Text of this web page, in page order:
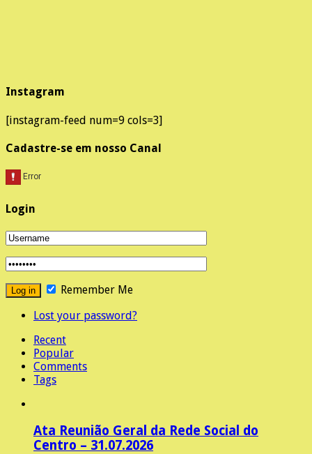
Instagram
[instagram-feed num=9 cols=3]
Cadastre-se em nosso Canal
Login
Remember Me
Lost your password?
Recent
Popular
Comments
Tags
Ata Reunião Geral da Rede Social do
Centro – 31.07.2026